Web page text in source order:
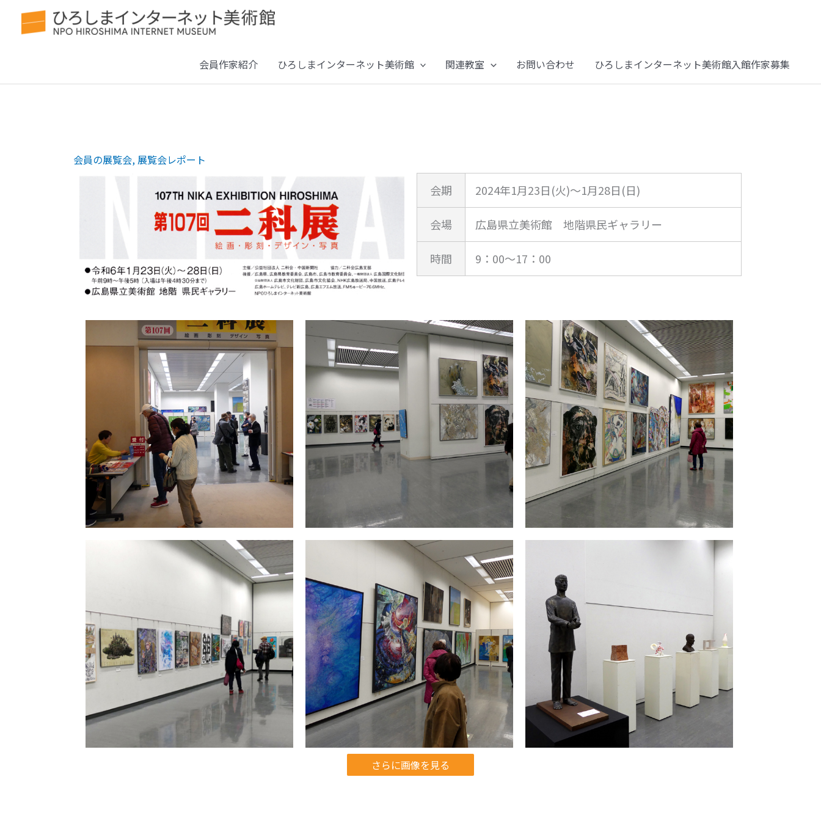
会員作家紹介 ひろしまインターネット美術館 関連教室 お問い合わせ ひろしまインターネット美術館入館作家募集
会員の展覧会, 展覧会レポート
会期 2024年1月23日(火)～1月28日(日)
会場 広島県立美術館 地階県民ギャラリー
時間 9：00～17：00
さらに画像を見る